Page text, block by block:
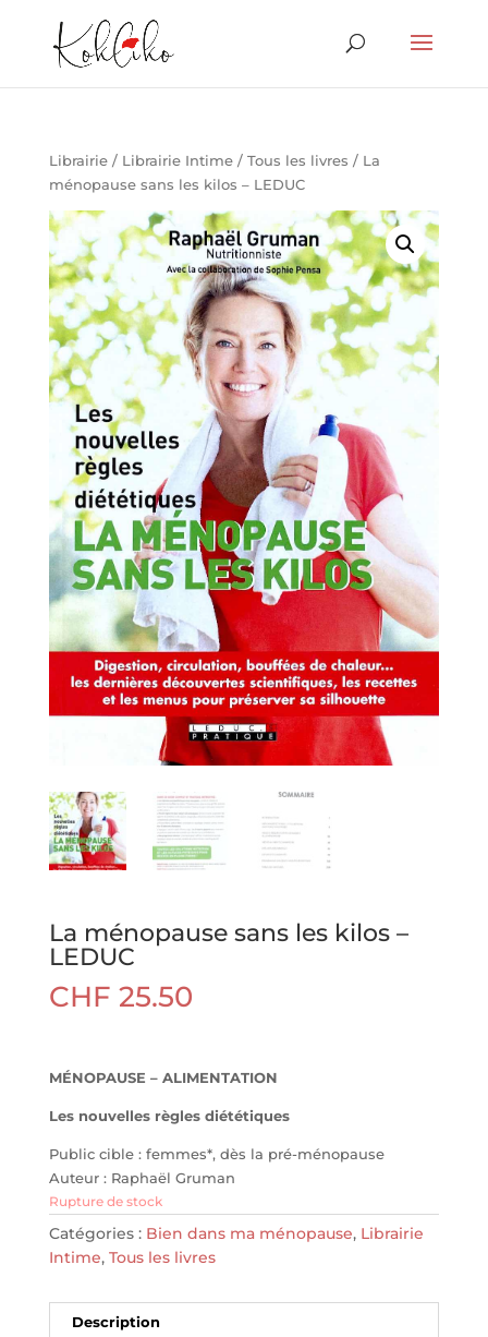
Librairie/ Librairie Intime/ Tous les livres / La
ménopause sans les kilos – LEDUC
La ménopause sans les kilos –
LEDUC
CHF 25.50
MÉNOPAUSE – ALIMENTATION
Les nouvelles règles diététiques
Public cible : femmes*, dès la pré-ménopause
Auteur : Raphaël Gruman
Rupture de stock
Catégories : Bien dans ma ménopause, Librairie
Intime, Tous les livres
Description